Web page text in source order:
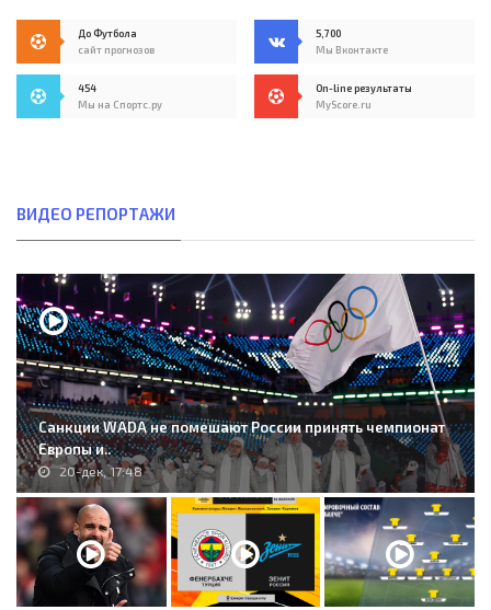
До Футбола
сайт прогнозов
5,700
Мы Вконтакте
454
Мы на Спортс.ру
On-line результаты
MyScore.ru
ВИДЕО РЕПОРТАЖИ
Санкции WADA не помешают России принять чемпионат
Европы и..
20-дек, 17:48